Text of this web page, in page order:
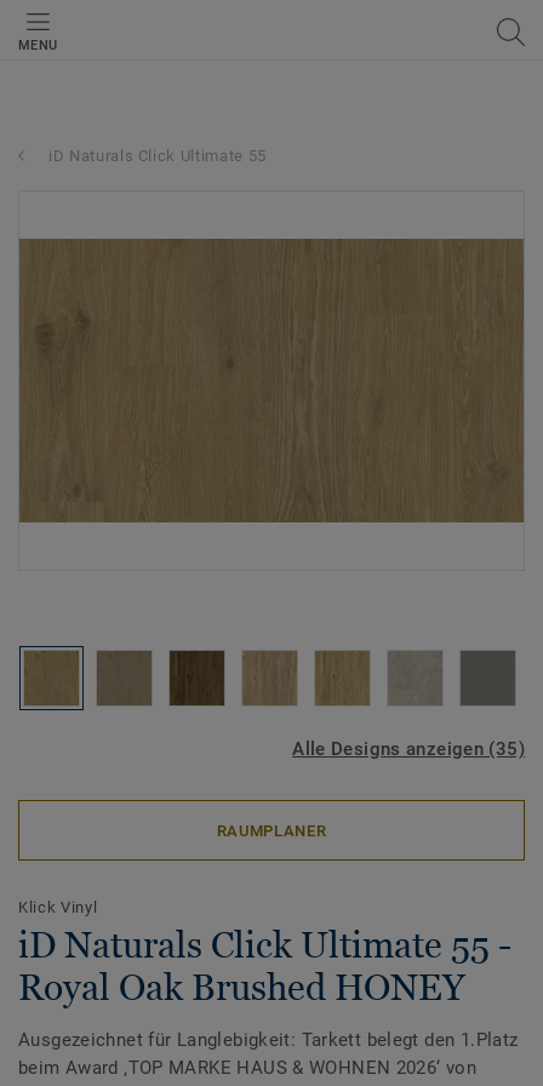
MENU
iD Naturals Click Ultimate 55
Alle Designs anzeigen (35)
RAUMPLANER
Klick Vinyl
iD Naturals Click Ultimate 55 -
Royal Oak Brushed HONEY
Ausgezeichnet für Langlebigkeit: Tarkett belegt den 1.Platz
beim Award ‚TOP MARKE HAUS & WOHNEN 2026‘ von